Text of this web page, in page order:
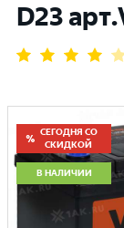
D23
СЕГОДНЯ СО
СКИДКОЙ
В НАЛИЧИИ